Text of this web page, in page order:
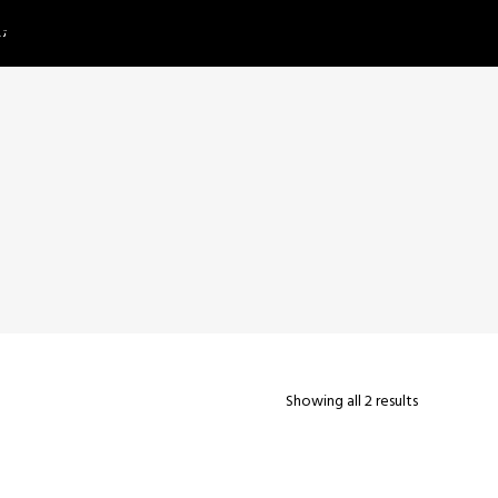
Showing all 2 results